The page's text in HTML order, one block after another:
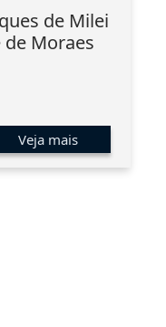
de Milei
Moraes
Veja mais